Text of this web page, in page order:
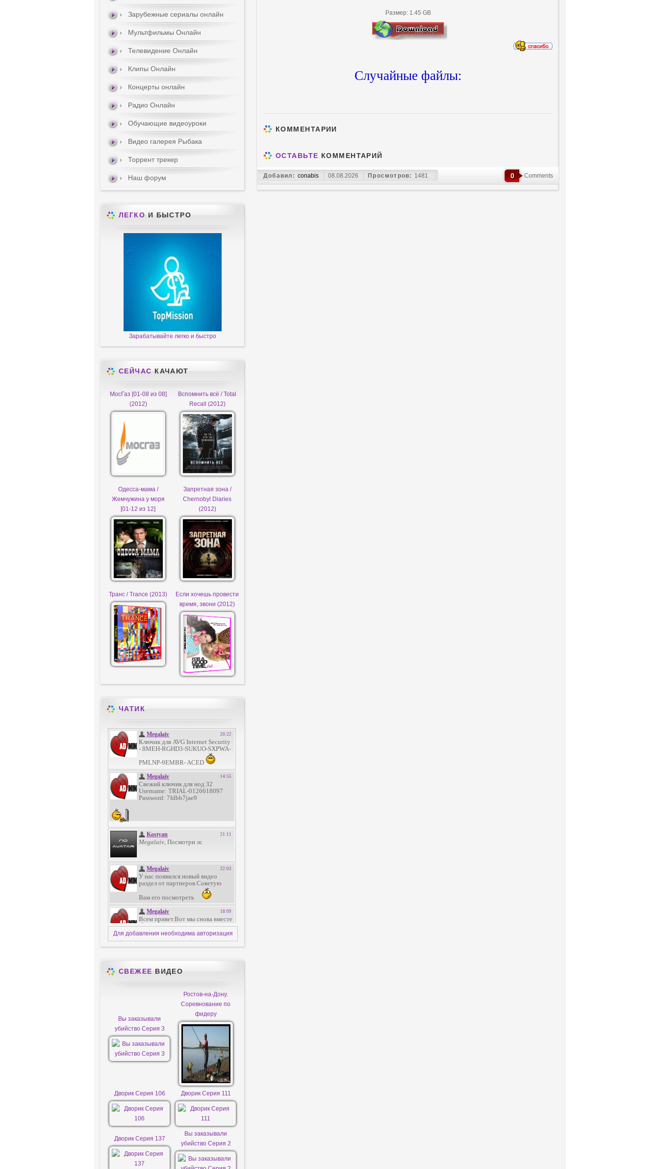
Размер: 1.45 GB
Случайные файлы:
КОММЕНТАРИИ
ОСТАВЬТЕ КОММЕНТАРИЙ
Добавил: conabis 08.08.2026 Просмотров: 1481 0 Comments
Зарубежные сериалы онлайн
Мультфильмы Онлайн
Телевидение Онлайн
Клипы Онлайн
Концерты онлайн
Радио Онлайн
Обучающие видеоуроки
Видео галерея Рыбака
Торрент трекер
Наш форум
ЛЕГКО И БЫСТРО
Зарабатывайте легко и быстро
СЕЙЧАС КАЧАЮТ
МосГаз [01-08 из 08]
(2012)
Вспомнить всё / Total
Recall (2012)
Одесса-мама /
Жемчужина у моря
[01-12 из 12]
Запретная зона /
Chernobyl Diaries
(2012)
Транс / Trance (2013)
Если хочешь провести
время, звони (2012)
ЧАТИК
Для добавления необходима авторизация
СВЕЖЕЕ ВИДЕО
Вы заказывали
убийство Серия 3
Ростов-на-Дону.
Соревнование по
фидеру
Дворик Серия 106 Дворик Серия 111
Дворик Серия 137
Вы заказывали
убийство Серия 2